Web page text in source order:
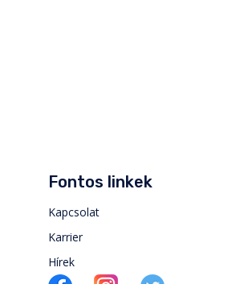
Fontos linkek
Kapcsolat
Karrier
Hírek